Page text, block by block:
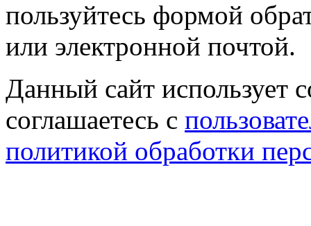
пользуйтесь формой
или электронной почтой.
Данный сайт использует
соглашаетесь с
политикой обработки